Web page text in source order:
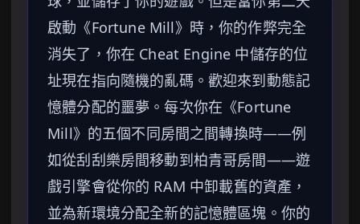
啟動《Fortune Mill》時，你的作弊完全
消失了，你在 Cheat Engine 中儲存的位
址現在指向隨機的亂碼。歡迎來到動態記
憶體分配的噩夢。每次你在《Fortune
Mill》的五個不同房間之間轉換時——例
如從刮刮樂房間移動到柏青哥房間——遊
戲引擎會從你的 RAM 中卸載舊的資產，
並為新環境分配全新的記憶體區塊。你的